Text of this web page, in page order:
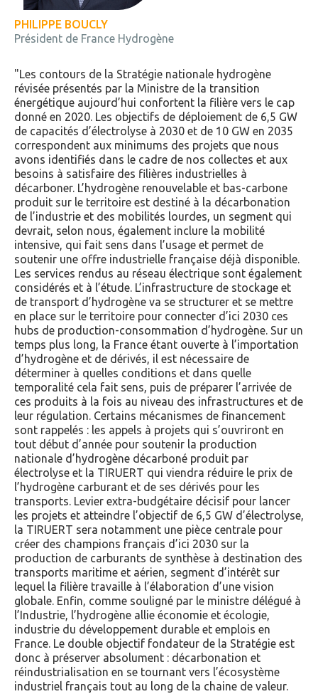
PHILIPPE BOUCLY
Président de France Hydrogène
Les contours de la Stratégie nationale hydrogène
révisée présentés par la Ministre de la transition
énergétique aujourd’hui confortent la filière vers le cap
donné en 2020. Les objectifs de déploiement de 6,5 GW
de capacités d’électrolyse à 2030 et de 10 GW en 2035
correspondent aux minimums des projets que nous
avons identifiés dans le cadre de nos collectes et aux
besoins à satisfaire des filières industrielles à
décarboner. L’hydrogène renouvelable et bas-carbone
produit sur le territoire est destiné à la décarbonation
de l’industrie et des mobilités lourdes, un segment qui
devrait, selon nous, également inclure la mobilité
intensive, qui fait sens dans l’usage et permet de
soutenir une offre industrielle française déjà disponible.
Les services rendus au réseau électrique sont également
considérés et à l’étude. L’infrastructure de stockage et
de transport d’hydrogène va se structurer et se mettre
en place sur le territoire pour connecter d’ici 2030 ces
hubs de production-consommation d’hydrogène. Sur un
temps plus long, la France étant ouverte à l’importation
d’hydrogène et de dérivés, il est nécessaire de
déterminer à quelles conditions et dans quelle
temporalité cela fait sens, puis de préparer l’arrivée de
ces produits à la fois au niveau des infrastructures et de
leur régulation. Certains mécanismes de financement
sont rappelés : les appels à projets qui s’ouvriront en
tout début d’année pour soutenir la production
nationale d’hydrogène décarboné produit par
électrolyse et la TIRUERT qui viendra réduire le prix de
l’hydrogène carburant et de ses dérivés pour les
transports. Levier extra-budgétaire décisif pour lancer
les projets et atteindre l’objectif de 6,5 GW d’électrolyse,
la TIRUERT sera notamment une pièce centrale pour
créer des champions français d’ici 2030 sur la
production de carburants de synthèse à destination des
transports maritime et aérien, segment d’intérêt sur
lequel la filière travaille à l’élaboration d’une vision
globale. Enfin, comme souligné par le ministre délégué à
l’Industrie, l’hydrogène allie économie et écologie,
industrie du développement durable et emplois en
France. Le double objectif fondateur de la Stratégie est
donc à préserver absolument : décarbonation et
réindustrialisation en se tournant vers l’écosystème
industriel français tout au long de la chaine de valeur.